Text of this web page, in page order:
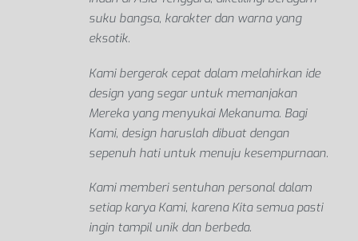
suku bangsa, karakter dan warna yang
eksotik.
Kami bergerak cepat dalam melahirkan ide
design yang segar untuk memanjakan
Mereka yang menyukai Mekanuma. Bagi
Kami, design haruslah dibuat dengan
sepenuh hati untuk menuju kesempurnaan.
Kami memberi sentuhan personal dalam
setiap karya Kami, karena Kita semua pasti
ingin tampil unik dan berbeda.